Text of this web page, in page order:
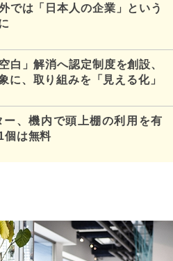
では「日本人の企業」という
白」解消へ認定制度を創設、
に、取り組みを「見える化」
、機内で頭上棚の利用を有
個は無料